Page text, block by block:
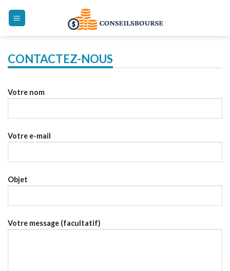
CONTACTEZ-NOUS
Votre nom
Votre e-mail
Objet
Votre message (facultatif)